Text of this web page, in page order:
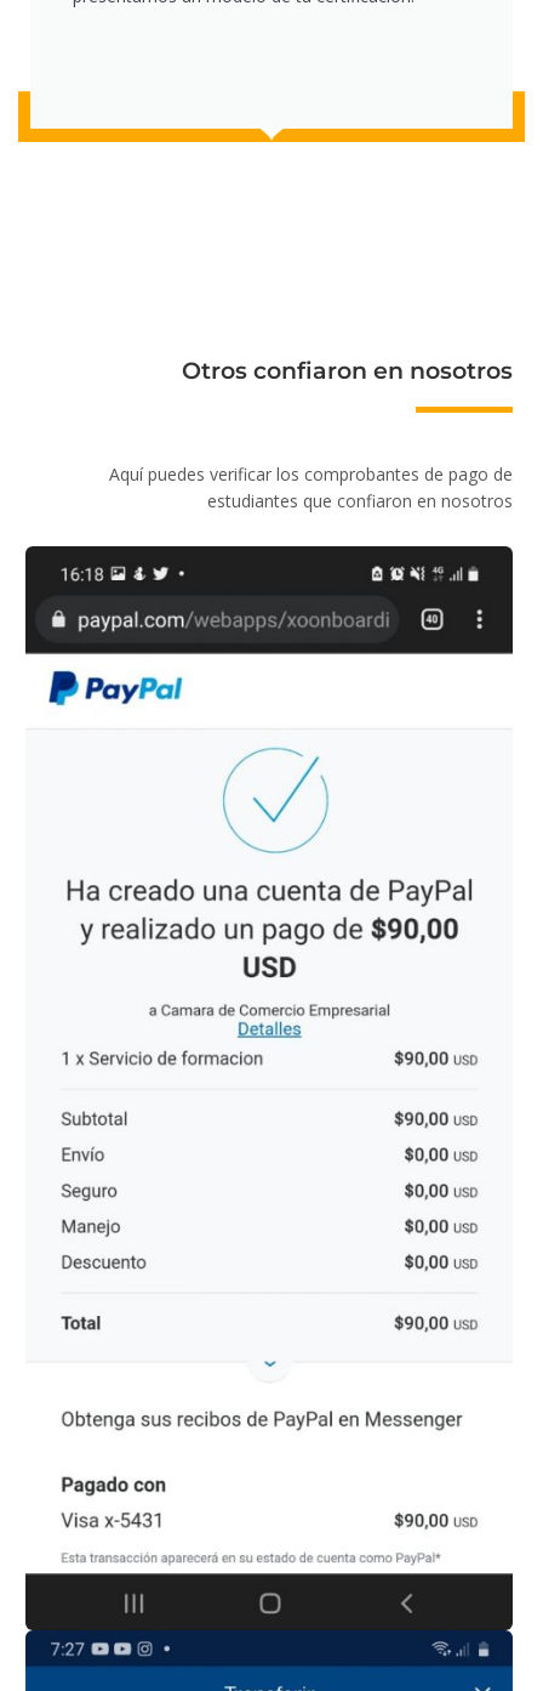
Otros confiaron en nosotros
Aquí puedes verificar los comprobantes de pago de
estudiantes que confiaron en nosotros